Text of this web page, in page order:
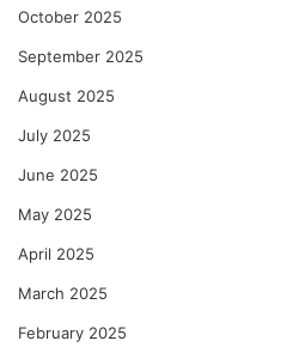
October 2025
September 2025
August 2025
July 2025
June 2025
May 2025
April 2025
March 2025
February 2025